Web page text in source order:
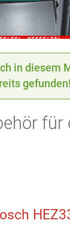
in diesem
gefunden!